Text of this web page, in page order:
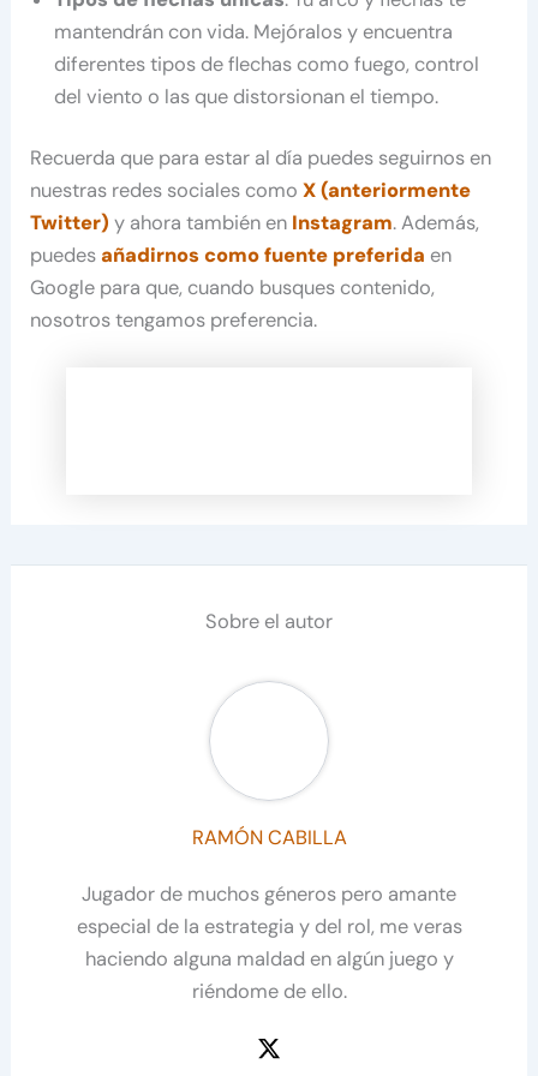
mantendrán con vida. Mejóralos y encuentra
diferentes tipos de flechas como fuego, control
del viento o las que distorsionan el tiempo.
Recuerda que para estar al día puedes seguirnos en
nuestras redes sociales comoX (anteriormente
Twitter) y ahora también en Instagram. Además,
puedesañadirnos como fuente preferida en
Google para que, cuando busques contenido,
nosotros tengamos preferencia.
Sobre el autor
RAMÓN CABILLA
Jugador de muchos géneros pero amante
especial de la estrategia y del rol, me veras
haciendo alguna maldad en algún juego y
riéndome de ello.